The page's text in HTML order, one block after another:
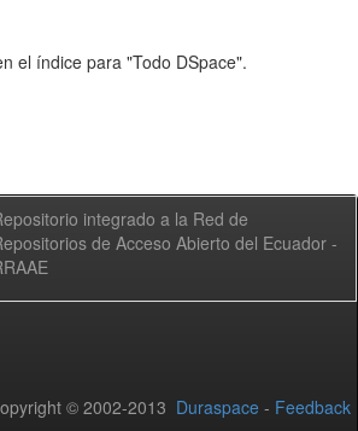
el índice para "Todo DSpace".
integrado a la Red de
de Acceso Abierto del Ecuador -
© 2002-2013 Duraspace - Feedback